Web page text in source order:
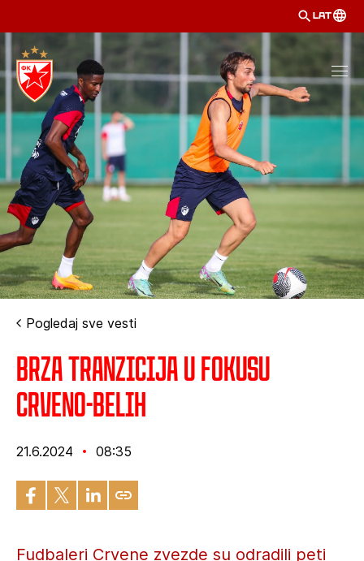
LAT
Pogledaj sve vesti
Brza tranzicija u fokusu
crveno-belih
21.6.2024 08:35
Fudbaleri Crvene zvezde su odradili peti